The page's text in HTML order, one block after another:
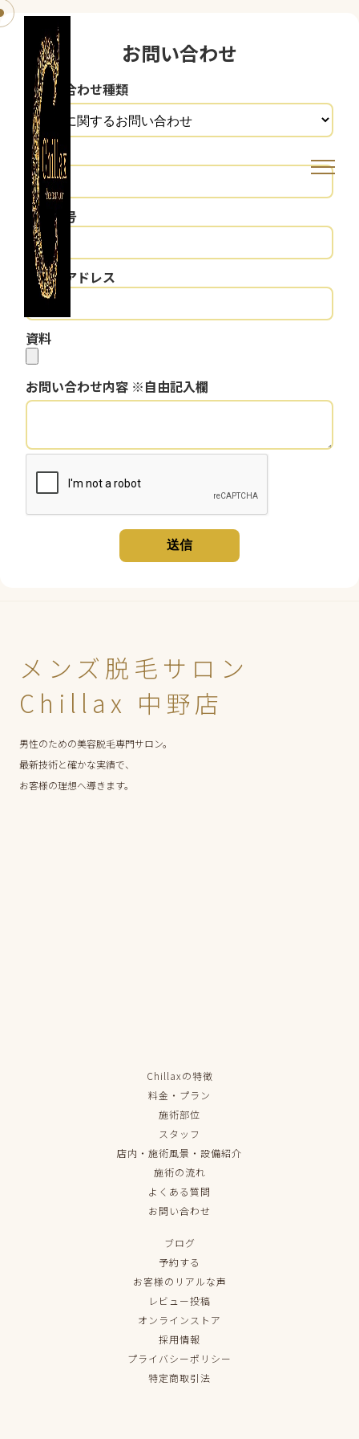
お問い合わせ
お問い合わせ種類
お名前
電話番号
メールアドレス
資料
お問い合わせ内容 ※自由記入欄
送信
メンズ脱毛サロン
Chillax 中野店
男性のための美容脱毛専門サロン。
最新技術と確かな実績で、
お客様の理想へ導きます。
Chillaxの特徴
料金・プラン
施術部位
スタッフ
店内・施術風景・設備紹介
施術の流れ
よくある質問
お問い合わせ
ブログ
予約する
お客様のリアルな声
レビュー投稿
オンラインストア
採用情報
プライバシーポリシー
特定商取引法